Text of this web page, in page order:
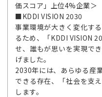
価スコア」上位4%企業＞
■KDDI VISION 2030
事業環境が大きく変化す
るため、「KDDI VISION
せ、誰もが思いを実現で
げました。
2030年には、あらゆる産
できる存在、「社会を支
します。